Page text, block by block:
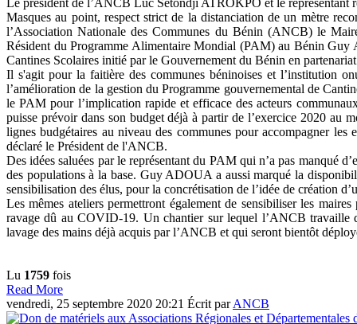
Masques au point, respect strict de la distanciation de un mètre
l’Association Nationale des Communes du Bénin (ANCB) le
Résident du Programme Alimentaire Mondial (PAM) au Bénin
Cantines Scolaires initié par le Gouvernement du Bénin en
Il s'agit pour la faitière des communes béninoises et l’institution
l’amélioration de la gestion du Programme gouvernemental de
le PAM pour l’implication rapide et efficace des acteurs
puisse prévoir dans son budget déjà à partir de l’exercice 2020 au
lignes budgétaires au niveau des communes pour accompagner
déclaré le Président de l'ANCB.
Des idées saluées par le représentant du PAM qui n’a pas manqué
des populations à la base. Guy ADOUA a aussi marqué la
sensibilisation des élus, pour la concrétisation de l’idée de création
Les mêmes ateliers permettront également de sensibiliser les
ravage dû au COVID-19. Un chantier sur lequel l’ANCB
lavage des mains déjà acquis par l’ANCB et qui seront bientôt
Lu 1759 fois
Read More
vendredi, 25 septembre 2020 20:21 Écrit parANCB